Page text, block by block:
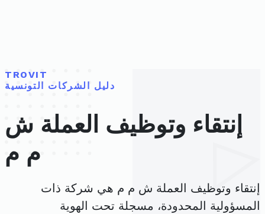
TROVIT
دليل الشركات التونسية
إنتقاء وتوظيف العملة ش
م م
إنتقاء وتوظيف العملة ش م م هي شركة ذات
المسؤولية المحدودة، مسجلة تحت الهوية